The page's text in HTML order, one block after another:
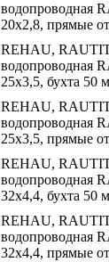
водопроводная
20x2,8, прямые
REHAU,
водопроводная
25x3,5, бухта 50 м
REHAU,
водопроводная
25x3,5, прямые
REHAU,
водопроводная
32x4,4, бухта 50 м
REHAU,
водопроводная
32x4,4, прямые